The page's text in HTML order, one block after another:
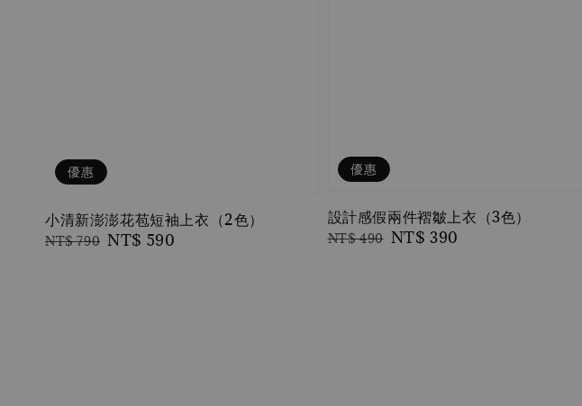
優惠
小清新澎澎花苞短袖上衣（2色）
Regular
NT$ 790 Sale
NT$ 590
優惠
設計感假兩件褶皺上衣（3色）
Regular
NT$ 490 Sale
NT$ 390